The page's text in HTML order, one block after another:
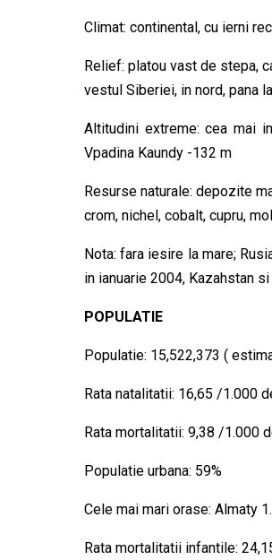
Climat: continental, cu ierni
Relief: platou vast de stepa,
vestul Siberiei, in nord, pana
Altitudini extreme: cea mai
Vpadina Kaundy -132 m
Resurse naturale: depozite
crom, nichel, cobalt, cupru,
Nota: fara iesire la mare;
in ianuarie 2004, Kazahstan
POPULATIE
Populatie: 15,522,373 (
Rata natalitatii: 16,65 /1.000
Rata mortalitatii: 9,38 /1.000
Populatie urbana: 59%
Cele mai mari orase: Almaty
Rata mortalitatii infantile: